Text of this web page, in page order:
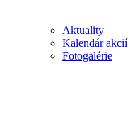
Aktuality
Kalendár akcií
Fotogalérie